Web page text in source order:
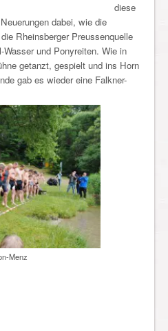
diese
dabei, wie die
Rheinsberger Preussenquelle
und Ponyreiten. Wie in
getanzt, gespielt und ins Horn
gab es wieder eine Falkner-
Menz